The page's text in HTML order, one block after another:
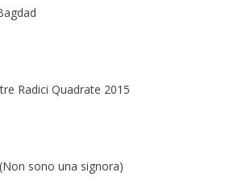
Radici Quadrate 2015
sono una signora)